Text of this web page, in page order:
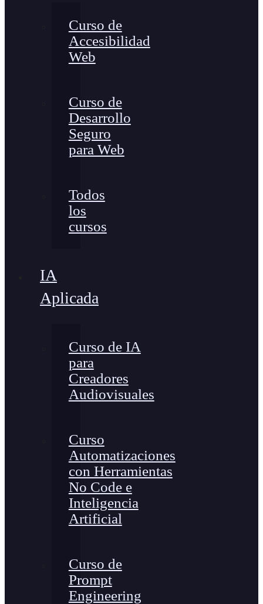
Curso de
Accesibilidad
Web
Curso de
Desarrollo
Seguro
para Web
Todos
los
cursos
IA
Aplicada
Curso de IA
para
Creadores
Audiovisuales
Curso
Automatizaciones
con Herramientas
No Code e
Inteligencia
Artificial
Curso de
Prompt
Engineering